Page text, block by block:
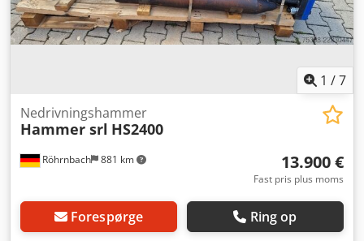
1 /7
Röhrnbach 881 km
Nedrivningshammer
Hammer srl HS2400
13.900 €
Fast pris plus moms
Forespørge Ring op